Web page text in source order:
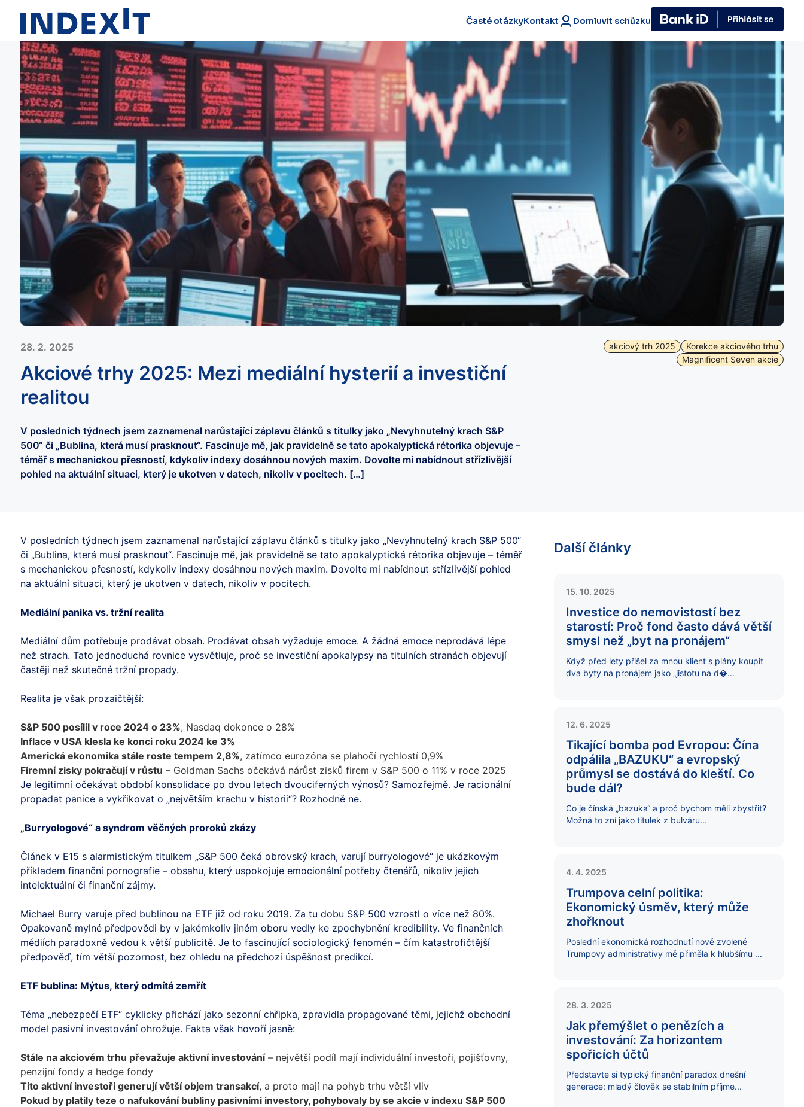
Časté otázkyKontakt Domluvit schůzku
28. 2. 2025
Akciové trhy 2025: Mezi mediální hysterií a investiční
realitou
V posledních týdnech jsem zaznamenal narůstající záplavu článků s titulky jako „Nevyhnutelný krach S&P
500“ či „Bublina, která musí prasknout“. Fascinuje mě, jak pravidelně se tato apokalyptická rétorika objevuje –
téměř s mechanickou přesností, kdykoliv indexy dosáhnou nových maxim. Dovolte mi nabídnout střízlivější
pohled na aktuální situaci, který je ukotven v datech, nikoliv v pocitech. […]
akciový trh 2025
Korekce akciového trhu
Magnificent Seven akcie
V posledních týdnech jsem zaznamenal narůstající záplavu článků s titulky jako „Nevyhnutelný krach S&P 500“
či „Bublina, která musí prasknout“. Fascinuje mě, jak pravidelně se tato apokalyptická rétorika objevuje – téměř
s mechanickou přesností, kdykoliv indexy dosáhnou nových maxim. Dovolte mi nabídnout střízlivější pohled
na aktuální situaci, který je ukotven v datech, nikoliv v pocitech.
Mediální panika vs. tržní realita
Mediální dům potřebuje prodávat obsah. Prodávat obsah vyžaduje emoce. A žádná emoce neprodává lépe
než strach. Tato jednoduchá rovnice vysvětluje, proč se investiční apokalypsy na titulních stranách objevují
častěji než skutečné tržní propady.
Realita je však prozaičtější:
S&P 500 posílil v roce 2024 o 23%, Nasdaq dokonce o 28%
Inflace v USA klesla ke konci roku 2024 ke 3%
Americká ekonomika stále roste tempem 2,8%, zatímco eurozóna se plahočí rychlostí 0,9%
Firemní zisky pokračují v růstu – Goldman Sachs očekává nárůst zisků firem v S&P 500 o 11% v roce 2025
Je legitimní očekávat období konsolidace po dvou letech dvouciferných výnosů? Samozřejmě. Je racionální
propadat panice a vykřikovat o „největším krachu v historii“? Rozhodně ne.
„Burryologové“ a syndrom věčných proroků zkázy
Článek v E15 s alarmistickým titulkem „S&P 500 čeká obrovský krach, varují burryologové“ je ukázkovým
příkladem finanční pornografie – obsahu, který uspokojuje emocionální potřeby čtenářů, nikoliv jejich
intelektuální či finanční zájmy.
Michael Burry varuje před bublinou na ETF již od roku 2019. Za tu dobu S&P 500 vzrostl o více než 80%.
Opakovaně mylné předpovědi by v jakémkoliv jiném oboru vedly ke zpochybnění kredibility. Ve finančních
médiích paradoxně vedou k větší publicitě. Je to fascinující sociologický fenomén – čím katastrofičtější
předpověď, tím větší pozornost, bez ohledu na předchozí úspěšnost predikcí.
ETF bublina: Mýtus, který odmítá zemřít
Téma „nebezpečí ETF“ cyklicky přichází jako sezonní chřipka, zpravidla propagované těmi, jejichž obchodní
model pasivní investování ohrožuje. Fakta však hovoří jasně:
Stále na akciovém trhu převažuje aktivní investování– největší podíl mají individuální investoři, pojišťovny,
penzijní fondy a hedge fondy
Tito aktivní investoři generují větší objem transakcí, a proto mají na pohyb trhu větší vliv
Pokud by platily teze o nafukování bubliny pasivními investory, pohybovaly by se akcie v indexu S&P 500
Další články
15. 10. 2025
Investice do nemovistostí bez
starostí: Proč fond často dává větší
smysl než „byt na pronájem“
Když před lety přišel za mnou klient s plány koupit
dva byty na pronájem jako „jistotu na d�...
12. 6. 2025
Tikající bomba pod Evropou: Čína
odpálila „BAZUKU“ a evropský
průmysl se dostává do kleští. Co
bude dál?
Co je čínská „bazuka“ a proč bychom měli zbystřit?
Možná to zní jako titulek z bulváru...
4. 4. 2025
Trumpova celní politika:
Ekonomický úsměv, který může
zhořknout
Poslední ekonomická rozhodnutí nově zvolené
Trumpovy administrativy mě přiměla k hlubšímu ...
28. 3. 2025
Jak přemýšlet o penězích a
investování: Za horizontem
spořicích účtů
Představte si typický finanční paradox dnešní
generace: mladý člověk se stabilním příjme...